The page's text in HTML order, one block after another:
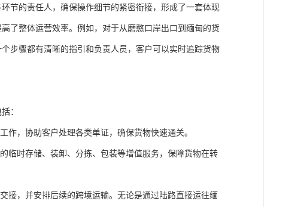
节的责任人，确保操作细节的紧密衔接，形成了一套体现
了整体运营效率。例如，对于从磨憨口岸出口到缅甸的货
步骤都有清晰的指引和负责人员，客户可以实时追踪货物
：
作，协助客户处理各类单证，确保货物快速通关。
临时存储、装卸、分拣、包装等增值服务，保障货物在转
接，并安排后续的跨境运输。无论是通过陆路直接运往缅